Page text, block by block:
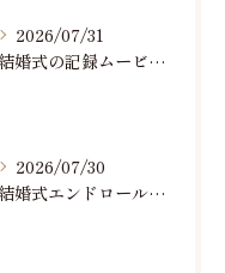
2026/07/31
結婚式の記録ムービーの映像撮影スタッフを募集中です
2026/07/30
結婚式エンドロールで人気のおすすめBGM楽曲ランキング！(7/29最新)